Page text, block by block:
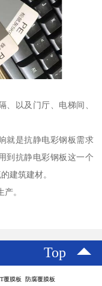
、以及门厅、电梯间、
就是抗静电彩钢板需求
到抗静电彩钢板这一个
建筑建材。
。
Top
覆膜板 防腐覆膜板